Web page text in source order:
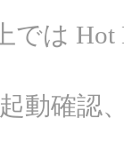
では
動確認